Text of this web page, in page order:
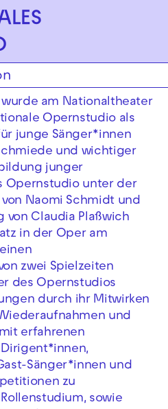
wurde am Nationaltheater
Opernstudio als
junge Sänger*innen
und wichtiger
junger
Opernstudio unter der
Naomi Schmidt und
von Claudia Plaßwich
in der Oper am
zwei Spielzeiten
des Opernstudios
durch ihr Mitwirken
und
erfahrenen
Sänger*innen und
zu
sowie